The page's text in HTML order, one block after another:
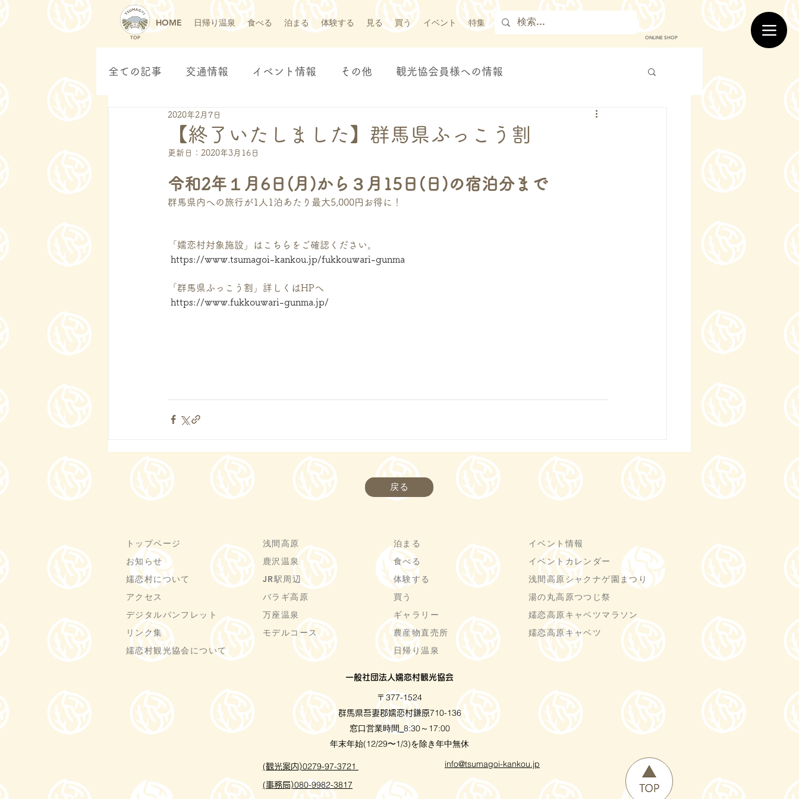
HOME 日帰り温泉 食べる 泊まる 体験する 見る 買う イベント 特集
TOP ONLINE SHOP
全ての記事 交通情報 イベント情報 その他 観光協会員様への情報
【終了いたしました】群馬県ふっこう割
2020年2月7日
更新日： 2020年3月16日
令和2年１月6日(月)から３月15日(日)の宿泊分まで
群馬県内への旅行が1人1泊あたり最大5,000円お得に！
「嬬恋村対象施設」はこちらをご確認ください。
https://www.tsumagoi-kankou.jp/fukkouwari-gunma
「群馬県ふっこう割」詳しくはHPへ
https://www.fukkouwari-gunma.jp/
戻る
トップページ
お知らせ
嬬恋村について
アクセス
デジタルパンフレット
リンク集
嬬恋村観光協会について
浅間高原
泊まる
鹿沢温泉
食べる
JR駅周辺
体験する
バラギ高原
買う
万座温泉
ギャラリー
モデルコース
農産物直売所
イベント情報
イベントカレンダー
浅間高原シャクナゲ園まつり
湯の丸高原つつじ祭
嬬恋高原キャベツマラソン
嬬恋高原キャベツ
日帰り温泉
一般社団法人嬬恋村観光協会
〒377-1524
群馬県吾妻郡嬬恋村鎌原710-136
窓口営業時間 _8:30～17:00
年末年始(12/29〜1/3)を除き年中無休
(観光案内)0279-97-3721
(事務局)080-9982-3817
info@tsumagoi-kankou.jp